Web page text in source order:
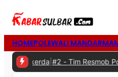
HOMEPOLEWALI MANDAR
#2 -Tim Resmob Polresta